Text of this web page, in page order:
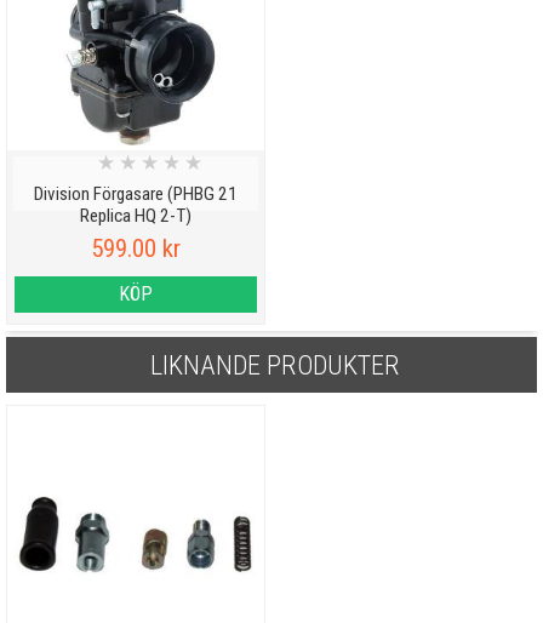
Division Förgasare (PHBG 21
Replica HQ 2-T)
★ ★ ★ ★ ★
599.00 kr
KÖP
LIKNANDE PRODUKTER